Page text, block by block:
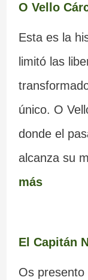
O Vello
Esta es la
limitó las
único. O
donde el
alcanza su
más
El Capitán
Os